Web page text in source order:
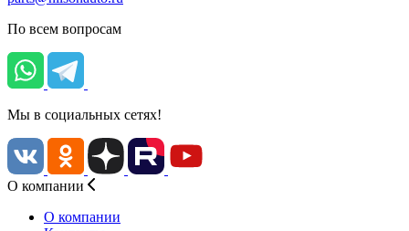
По всем вопросам
Мы в социальных сетях!
О компании
О компании